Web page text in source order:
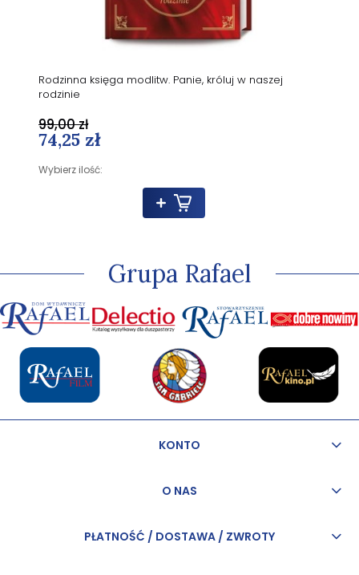
Rodzinna księga modlitw. Panie, króluj w naszej
rodzinie
74,25 zł
Wybierz ilość:
99,00 zł
Grupa Rafael
KONTO
O NAS
PŁATNOŚĆ / DOSTAWA / ZWROTY